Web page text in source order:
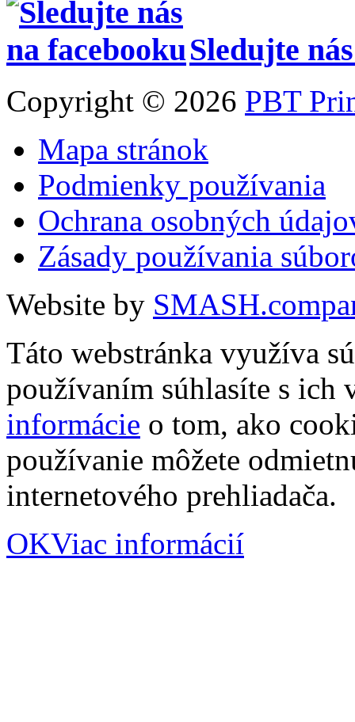
Sledujte
Copyright © 2026 PBT
Mapa stránok
Podmienky používania
Ochrana osobných
Zásady používania
Website by
Táto webstránka využíva
používaním súhlasíte s
informácie o tom, ako
používanie môžete
internetového prehliadača.
OKViac informácií